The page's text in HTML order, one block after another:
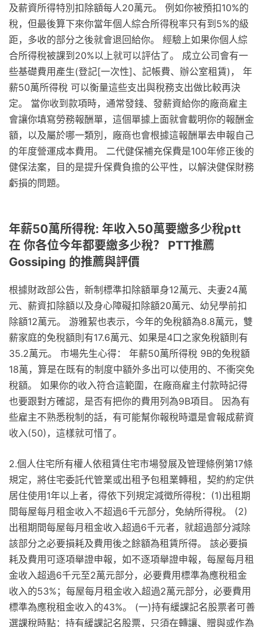
及薪資所得特別扣除額每人20萬元。 例如你被預扣10%的
稅，但最後算下來你當年個人綜合所得稅率只有到5%的級
距，多收的部分之後就會退回給你。 經驗上如果你個人綜
合所得稅被課到20%以上就可以評估了。 成立公司會有一
些基礎費用產生(登記[一次性]、記帳費、辦公室租賃)， 年
薪50萬所得稅 可以衡量這些支出與稅務支出做比較再決
定。 當你收到款項時，通常發錢、發薪資給你的廠商雇主
會讓你填寫勞務報酬單，這個單據上面就會載明你的報酬金
額，以及屬於哪一類別，廠商也會根據這報酬單去申報自己
的年度營運成本費用。 二代健保補充保費是100年修正後的
健保法案，目的是提升保費負擔的公平性，以解決健保財務
虧損的問題。
年薪50萬所得稅: 年收入50萬要繳多少稅ptt
在 你各位今年都要繳多少稅？ PTT推薦
Gossiping 的推薦與評價
根據財政部公告，新制標準扣除額單身12萬元、夫妻24萬
元、薪資扣除額以及身心障礙扣除額20萬元、幼兒學前扣
除額12萬元。 游雅絜也表示，今年的免稅額為8.8萬元，雙
薪家庭的免稅額則有17.6萬元、如果是4口之家免稅額則有
35.2萬元。 市場先生心得： 年薪50萬所得稅 9B的免稅額
18萬，算是在既有的制度中額外多出可以使用的、不衝突免
稅額。 如果你的收入符合這範圍，在廠商雇主付款時記得
也要跟對方確認，是否有把你的費用列為9B項目。 因為有
些雇主不熟悉稅制的話，有可能幫你報稅時還是會報成薪資
收入(50)，這樣就可惜了。
2.個人住宅所有權人依租賃住宅市場發展及管理條例第17條
規定，將住宅委託代管業或出租予包租業轉租，契約約定供
居住使用1年以上者，得依下列規定減徵所得稅：(1)出租期
間每屋每月租金收入不超過6千元部分，免納所得稅。 (2)
出租期間每屋每月租金收入超過6千元者，就超過部分減除
該部分之必要損耗及費用後之餘額為租賃所得。 該必要損
耗及費用可逐項舉證申報，如不逐項舉證申報，每屋每月租
金收入超過6千元至2萬元部分，必要費用標準為應稅租金
收入的53%；每屋每月租金收入超過2萬元部分，必要費用
標準為應稅租金收入的43%。 (一)持有緩課記名股票者可善
選課稅時點：持有緩課記名股票，只須在轉讓、贈與或作為